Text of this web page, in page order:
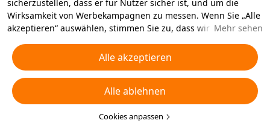
sicherzustellen, dass er für Nutzer sicher ist, und um die
Wirksamkeit von Werbekampagnen zu messen. Wenn Sie „Alle
akzeptieren“ auswählen, stimmen Sie zu, dass wir und die
ähnliche Technologien für Werbezwecke auf Ihrem Gerät
speichern. Alternativ können Sie auch über „Alle ablehnen“
nicht notwendige Cookies ablehnen oder auswählen, welche
Arten von Cookies Sie akzeptieren oder deaktivieren möchten,
indem Sie unten oder jederzeit in Ihren
Datenschutzeinstellungen auf „Cookies anpassen“ klicken.
Mehr sehen
Alle akzeptieren
Alle ablehnen
Cookies anpassen